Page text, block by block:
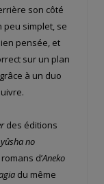
son côté
peu simplet, se
pensée, et
sur un plan
à un duo
des éditions
no
d’Aneko
du même